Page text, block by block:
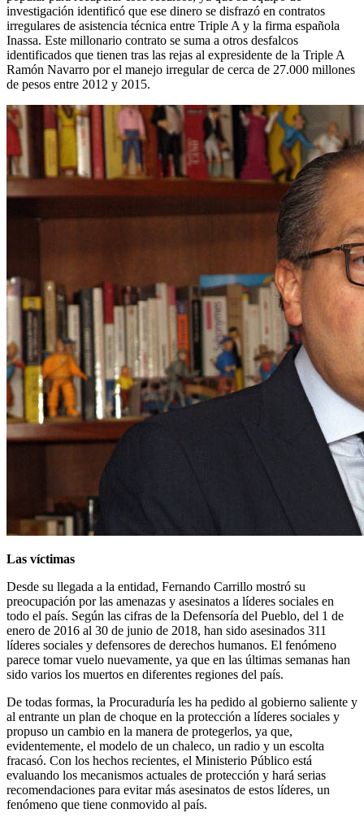
investigación identificó que ese dinero se disfrazó en contratos
irregulares de asistencia técnica entre Triple A y la firma española
Inassa. Este millonario contrato se suma a otros desfalcos
identificados que tienen tras las rejas al expresidente de la Triple A
Ramón Navarro por el manejo irregular de cerca de 27.000 millones
de pesos entre 2012 y 2015.
Las víctimas
Desde su llegada a la entidad, Fernando Carrillo mostró su
preocupación por las amenazas y asesinatos a líderes sociales en
todo el país. Según las cifras de la Defensoría del Pueblo, del 1 de
enero de 2016 al 30 de junio de 2018, han sido asesinados 311
líderes sociales y defensores de derechos humanos. El fenómeno
parece tomar vuelo nuevamente, ya que en las últimas semanas han
sido varios los muertos en diferentes regiones del país.
De todas formas, la Procuraduría les ha pedido al gobierno saliente y
al entrante un plan de choque en la protección a líderes sociales y
propuso un cambio en la manera de protegerlos, ya que,
evidentemente, el modelo de un chaleco, un radio y un escolta
fracasó. Con los hechos recientes, el Ministerio Público está
evaluando los mecanismos actuales de protección y hará serias
recomendaciones para evitar más asesinatos de estos líderes, un
fenómeno que tiene conmovido al país.